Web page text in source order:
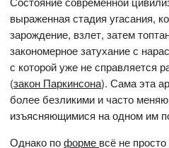
выраженная стадия угасания,
зарождение, взлет, затем
закономерное затухание с
с которой уже не справляется
(закон Паркинсона). Сама эта
более безликими и часто
изъясняющимися на одном им
Однако поформе всё не